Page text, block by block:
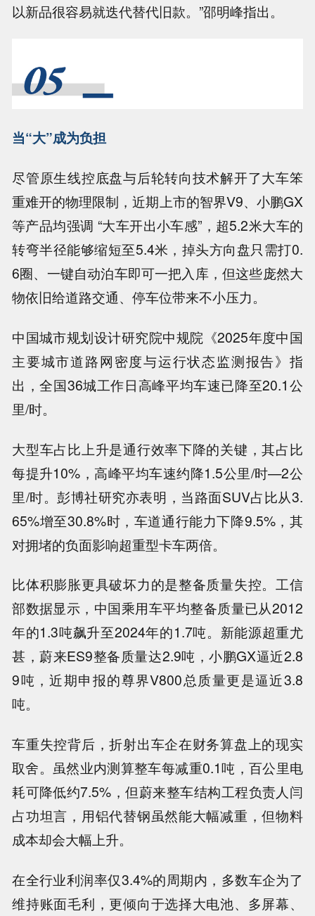
以新品很容易就迭代替代旧款。”邵明峰指出。
当“大”成为负担
尽管原生线控底盘与后轮转向技术解开了大车笨
重难开的物理限制，近期上市的智界V9、小鹏GX
等产品均强调 “大车开出小车感”，超5.2米大车的
转弯半径能够缩短至5.4米，掉头方向盘只需打0.
6圈、一键自动泊车即可一把入库，但这些庞然大
物依旧给道路交通、停车位带来不小压力。
中国城市规划设计研究院中规院《2025年度中国
主要城市道路网密度与运行状态监测报告》指
出，全国36城工作日高峰平均车速已降至20.1公
里/时。
大型车占比上升是通行效率下降的关键，其占比
每提升10%，高峰平均车速约降1.5公里/时—2公
里/时。彭博社研究亦表明，当路面SUV占比从3.
65%增至30.8%时，车道通行能力下降9.5%，其
对拥堵的负面影响超重型卡车两倍。
比体积膨胀更具破坏力的是整备质量失控。工信
部数据显示，中国乘用车平均整备质量已从2012
年的1.3吨飙升至2024年的1.7吨。新能源超重尤
甚，蔚来ES9整备质量达2.9吨，小鹏GX逼近2.8
9吨，近期申报的尊界V800总质量更是逼近3.8
吨。
车重失控背后，折射出车企在财务算盘上的现实
取舍。虽然业内测算整车每减重0.1吨，百公里电
耗可降低约7.5%，但蔚来整车结构工程负责人闫
占功坦言，用铝代替钢虽然能大幅减重，但物料
成本却会大幅上升。
在全行业利润率仅3.4%的周期内，多数车企为了
维持账面毛利，更倾向于选择大电池、多屏幕、